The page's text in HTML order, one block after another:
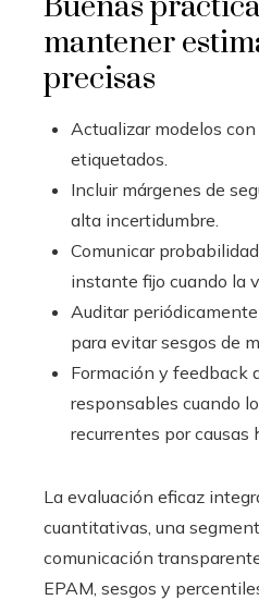
mantener
precisas
Actualizar modelos
etiquetados.
Incluir márgenes de
alta incertidumbre.
Comunicar
instante fijo cuando la
Auditar
para evitar sesgos de
Formación y feedback
responsables cuando
recurrentes por causas
La evaluación eficaz
cuantitativas, una
comunicación
EPAM, sesgos y